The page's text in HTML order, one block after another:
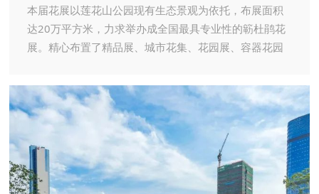
本届花展以莲花山公园现有生态景观为依托，布展面积
达20万平方米，力求举办成全国最具专业性的簕杜鹃花
展。精心布置了精品展、城市花集、花园展、容器花园
境进行串联。